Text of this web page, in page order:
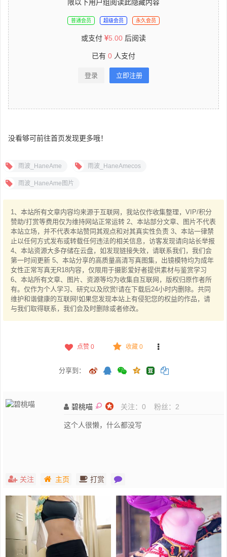
限以下用户组阅读此隐藏内容
普通会员 超级会员 永久会员
或支付 5.00 后阅读
已有 0 人支付
登录 立即注册
没看够可前往首页发现更多哦！
雨波_HaneAme 雨波_HaneAmecos
雨波_HaneAme图片
1、本站所有文章内容均来源于互联网，我站仅作收集整理，VIP/积分
赞助/打赏等费用仅为维持网站正常运转 2、本站部分文章、图片不代表
本站立场，并不代表本站赞同其观点和对其真实性负责 3、本站一律禁
止以任何方式发布或转载任何违法的相关信息，访客发现请向站长举报
4、本站资源大多存储在云盘，如发现链接失效，请联系我们，我们会
第一时间更新 5、本站分享的高质量高清写真图集，出镜模特均为成年
女性正常写真无R18内容，仅限用于摄影爱好者提供素材与鉴赏学习
6、本站所有文章、图片、资源等均为收集自互联网，版权归原作者所
有。仅作为个人学习、研究以及欣赏!请在下载后24小时内删除。共同
维护和谐健康的互联网!如果您发现本站上有侵犯您的权益的作品，请
与我们取得联系，我们会及时删除或者修改。
点赞 0 收藏 0
分享到：
碧桃喵 关注： 0 粉丝： 2
这个人很懒，什么都没写
关注 主页 打赏